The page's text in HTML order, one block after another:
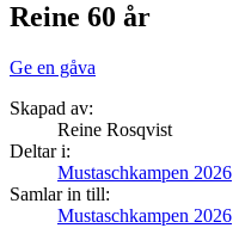
Reine 60 år
Ge en gåva
Skapad av:
Reine Rosqvist
Deltar i:
Mustaschkampen 2026
Samlar in till:
Mustaschkampen 2026